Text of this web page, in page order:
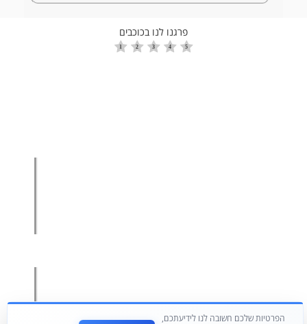
פרגנו לנו בכוכבים
הצהרת פרטיותהפרטיות שלכם חשובה לנו לידיעתכם,